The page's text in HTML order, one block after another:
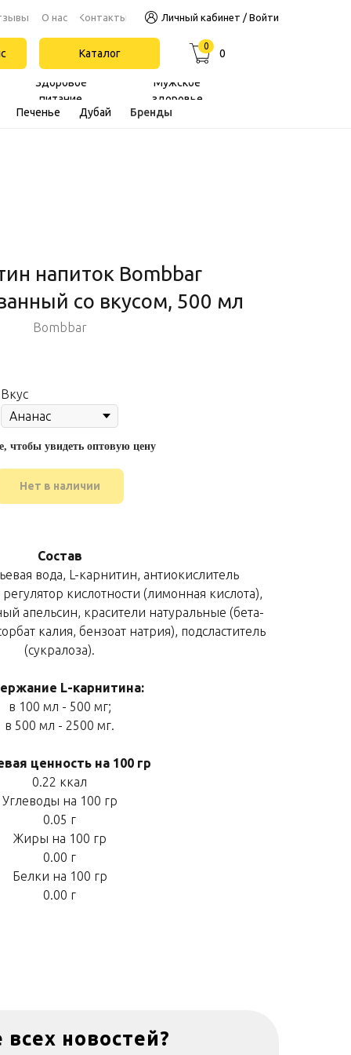
Каталог
Контакты
О нас
0
0
Здоровое
питание
Мужское
здоровье
Бренды
Дубай
Печенье
Личный кабинет / Войти
напиток Bombbar
со вкусом, 500 мл
Bombbar
Вкус
чтобы увидеть оптовую цену
Нет в наличии
Состав
вода, L-карнитин, антиокислитель
кислотности (лимонная кислота),
апельсин, красители натуральные (бета-
калия, бензоат натрия), подсластитель
(сукралоза).
L-карнитина:
в 100 мл - 500 мг;
в 500 мл - 2500 мг.
ценность на 100 гр
0.22 ккал
Углеводы на 100 гр
0.05 г
Жиры на 100 гр
0.00 г
Белки на 100 гр
0.00 г
новостей?